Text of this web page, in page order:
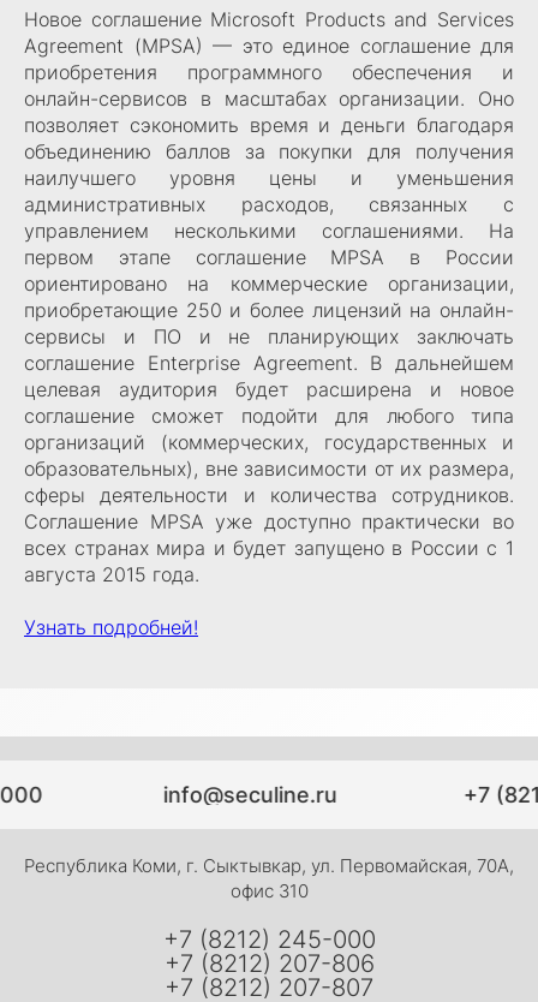
Новое соглашение Microsoft Products and Services
Agreement (MPSA) — это единое соглашение для
приобретения программного обеспечения и
онлайн-сервисов в масштабах организации. Оно
позволяет сэкономить время и деньги благодаря
объединению баллов за покупки для получения
наилучшего уровня цены и уменьшения
административных расходов, связанных с
управлением несколькими соглашениями. На
первом этапе соглашение MPSA в России
ориентировано на коммерческие организации,
приобретающие 250 и более лицензий на онлайн-
сервисы и ПО и не планирующих заключать
соглашение Enterprise Agreement. В дальнейшем
целевая аудитория будет расширена и новое
соглашение сможет подойти для любого типа
организаций (коммерческих, государственных и
образовательных), вне зависимости от их размера,
сферы деятельности и количества сотрудников.
Соглашение MPSA уже доступно практически во
всех странах мира и будет запущено в России с 1
августа 2015 года.
Узнать подробней!
info@seculine.ru +7
Республика Коми, г. Сыктывкар, ул. Первомайская, 70А,
офис 310
+7 (8212) 245-000
+7 (8212) 207-806
+7 (8212) 207-807